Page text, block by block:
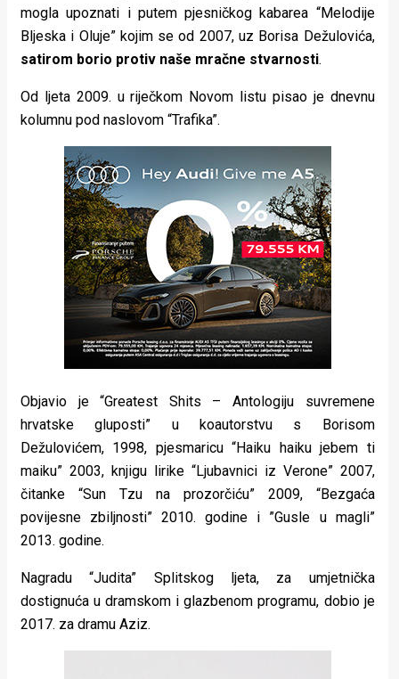
Urban
Magazin
mogla upoznati i putem pjesničkog kabarea “Melodije
Bljeska i Oluje” kojim se od 2007, uz Borisa Dežulovića,
satirom borio protiv naše mračne stvarnosti.
Od ljeta 2009. u riječkom Novom listu pisao je dnevnu
kolumnu pod naslovom “Trafika”.
Objavio je “Greatest Shits – Antologiju suvremene
hrvatske gluposti” u koautorstvu s Borisom
Dežulovićem, 1998, pjesmaricu “Haiku haiku jebem ti
maiku” 2003, knjigu lirike “Ljubavnici iz Verone” 2007,
čitanke “Sun Tzu na prozorčiću” 2009, “Bezgaća
povijesne zbiljnosti” 2010. godine i ”Gusle u magli”
2013. godine.
Nagradu “Judita” Splitskog ljeta, za umjetnička
dostignuća u dramskom i glazbenom programu, dobio je
2017. za dramu Aziz.